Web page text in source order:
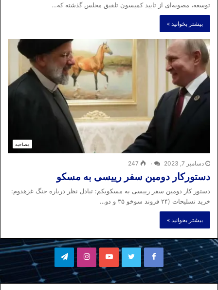
توسعه، مصوبه‌ای از تایید کمیسون تلفیق مجلس گذشته که…
بیشتر بخوانید »
مصاحبه
دسامبر 7, 2023 ۰ 247
دستورکار دومین سفر رییسی به مسکو
دستور کار دومین سفر رییسی به مسکویکم: تبادل نظر درباره جنگ غزهدوم:
خرید تسلیحات (۲۴ فروند سوخو ۳۵ و دو…
بیشتر بخوانید »
فیسبوک توییتر یوتیوباینستاگرامتلگرام